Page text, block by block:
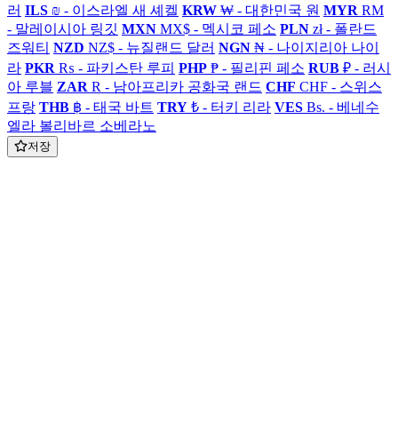
러 ILS ₪ - 이스라엘 새 셰켈 KRW ₩ - 대한민국 원 MYR RM
- 말레이시아 링깃 MXN MX$ - 멕시코 페소 PLN zł - 폴란드
즈워티 NZD NZ$ - 뉴질랜드 달러 NGN ₦ - 나이지리아 나이
라 PKR ₨ - 파키스탄 루피 PHP ₱ - 필리핀 페소 RUB ₽ - 러시
아 루블 ZAR R - 남아프리카 공화국 랜드 CHF CHF - 스위스
프랑 THB ฿ - 태국 바트 TRY ₺ - 터키 리라 VES Bs. - 베네수
엘라 볼리바르 소베라노
저장